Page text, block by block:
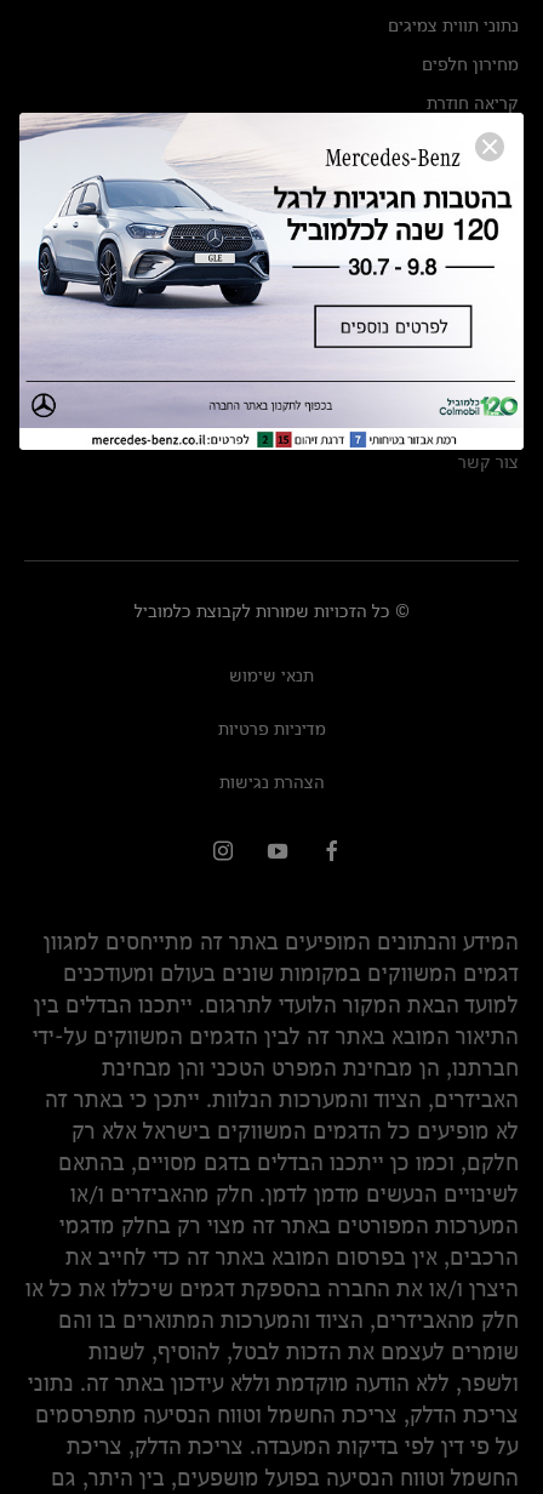
נתוני תווית צמיגים
מחירון חלפים
קריאה חוזרת
הודעה על הטבות לרכבי מרצדס בהסדר פשרה בתצ 56447-02-19
תקנון ימי מכירות 120 לכלמוביל
מצאו אותנו
אולמות תצוגה
מרכזי שירות
צור קשר
© כל הזכויות שמורות לקבוצת כלמוביל
תנאי שימוש
מדיניות פרטיות
הצהרת נגישות
המידע והנתונים המופיעים באתר זה מתייחסים למגוון
דגמים המשווקים במקומות שונים בעולם ומעודכנים
למועד הבאת המקור הלועדי לתרגום. ייתכנו הבדלים בין
התיאור המובא באתר זה לבין הדגמים המשווקים על-ידי
חברתנו, הן מבחינת המפרט הטכני והן מבחינת
האביזרים, הציוד והמערכות הנלוות. ייתכן כי באתר זה
לא מופיעים כל הדגמים המשווקים בישראל אלא רק
חלקם, וכמו כן ייתכנו הבדלים בדגם מסויים, בהתאם
לשינויים הנעשים מדמן לדמן. חלק מהאביזרים ו/או
המערכות המפורטים באתר זה מצוי רק בחלק מדגמי
הרכבים, אין בפרסום המובא באתר זה כדי לחייב את
היצרן ו/או את החברה בהספקת דגמים שיכללו את כל או
חלק מהאביזרים, הציוד והמערכות המתוארים בו והם
שומרים לעצמם את הזכות לבטל, להוסיף, לשנות
ולשפר, ללא הודעה מוקדמת וללא עידכון באתר זה. נתוני
צריכת הדלק, צריכת החשמל וטווח הנסיעה מתפרסמים
על פי דין לפי בדיקות המעבדה. צריכת הדלק, צריכת
החשמל וטווח הנסיעה בפועל מושפעים, בין היתר, גם